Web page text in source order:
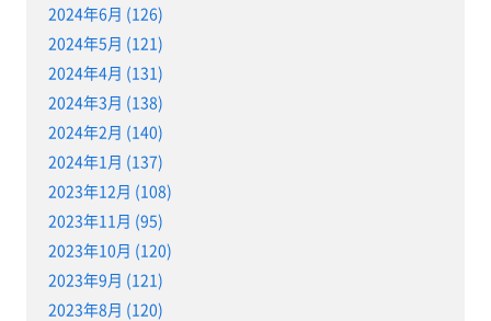
2024年6月 (126)
2024年5月 (121)
2024年4月 (131)
2024年3月 (138)
2024年2月 (140)
2024年1月 (137)
2023年12月 (108)
2023年11月 (95)
2023年10月 (120)
2023年9月 (121)
2023年8月 (120)